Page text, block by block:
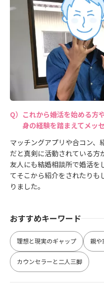
これから婚活を始める方
身の経験を踏まえてメッ
マッチングアプリや合コン、
だと真剣に活動されている方
友人にも結婚相談所で婚活を
てそこから紹介をされたりも
りました。
おすすめキーワード
理想と現実のギャップ 親や
カウンセラーと二人三脚